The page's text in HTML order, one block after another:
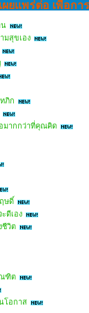
ยแพร่ต่อ เพื่อก
น
มสุขเอง
ภิก
มากกว่าที่คุณคิด
ษดิ์
ดีเอง
ชีวิต
ณฑิต
โอกาส